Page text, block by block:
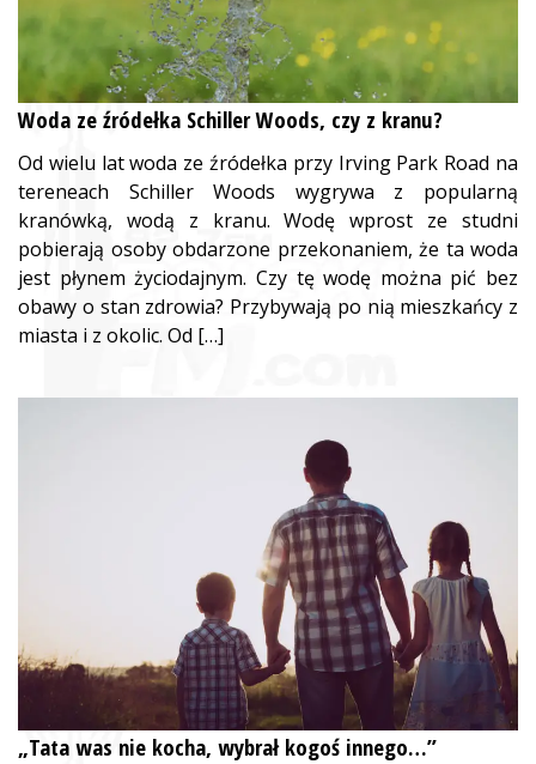
Woda ze źródełka Schiller Woods, czy z kranu?
Od wielu lat woda ze źródełka przy Irving Park Road na
tereneach Schiller Woods wygrywa z popularną
kranówką, wodą z kranu. Wodę wprost ze studni
pobierają osoby obdarzone przekonaniem, że ta woda
jest płynem życiodajnym. Czy tę wodę można pić bez
obawy o stan zdrowia? Przybywają po nią mieszkańcy z
miasta i z okolic. Od […]
„Tata was nie kocha, wybrał kogoś innego…”